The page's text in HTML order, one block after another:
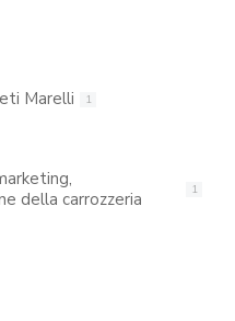
Marelli 1
della carrozzeria
1